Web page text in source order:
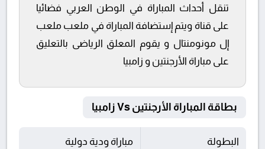
تنقل أحداث المباراة في الوطن العربي فضائيا
على قناة ويتم إستضافة المباراة في ملعب ملعب
إل مونومنتال و يقوم المعلق الرياضى بالتعليق
على مباراة الأرجنتين و زامبيا
بطاقة المباراة الأرجنتين Vs زامبيا
البطولة مباراة ودية دولية